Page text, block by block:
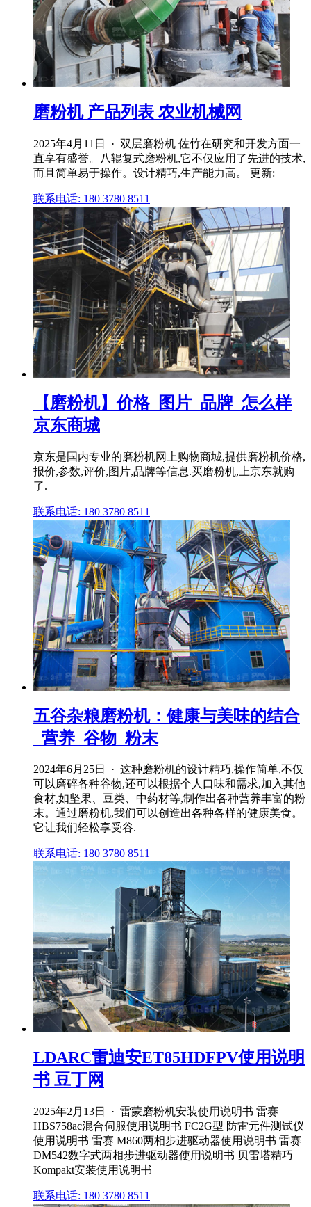
磨粉机 产品列表 农业机械网
2025年4月11日 · 双层磨粉机 佐竹在研究和开发方面一
直享有盛誉。八辊复式磨粉机,它不仅应用了先进的技术,
而且简单易于操作。设计精巧,生产能力高。 更新:
联系电话: 180 3780 8511
【磨粉机】价格_图片_品牌_怎么样
京东商城
京东是国内专业的磨粉机网上购物商城,提供磨粉机价格,
报价,参数,评价,图片,品牌等信息.买磨粉机,上京东就购
了.
联系电话: 180 3780 8511
五谷杂粮磨粉机：健康与美味的结合
_营养_谷物_粉末
2024年6月25日 · 这种磨粉机的设计精巧,操作简单,不仅
可以磨碎各种谷物,还可以根据个人口味和需求,加入其他
食材,如坚果、豆类、中药材等,制作出各种营养丰富的粉
末。通过磨粉机,我们可以创造出各种各样的健康美食。
它让我们轻松享受谷.
联系电话: 180 3780 8511
LDARC雷迪安ET85HDFPV使用说明
书 豆丁网
2025年2月13日 · 雷蒙磨粉机安装使用说明书 雷赛
HBS758ac混合伺服使用说明书 FC2G型 防雷元件测试仪
使用说明书 雷赛 M860两相步进驱动器使用说明书 雷赛
DM542数字式两相步进驱动器使用说明书 贝雷塔精巧
Kompakt安装使用说明书
联系电话: 180 3780 8511